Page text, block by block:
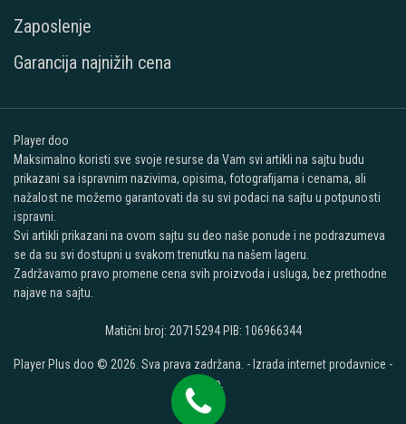
Zaposlenje
Garancija najnižih cena
Player doo
Maksimalno koristi sve svoje resurse da Vam svi artikli na sajtu budu
prikazani sa ispravnim nazivima, opisima, fotografijama i cenama, ali
nažalost ne možemo garantovati da su svi podaci na sajtu u potpunosti
ispravni.
Svi artikli prikazani na ovom sajtu su deo naše ponude i ne podrazumeva
se da su svi dostupni u svakom trenutku na našem lageru.
Zadržavamo pravo promene cena svih proizvoda i usluga, bez prethodne
najave na sajtu.
Matični broj: 20715294 PIB: 106966344
Player Plus doo © 2026. Sva prava zadržana. - Izrada internet prodavnice -
Selltico.